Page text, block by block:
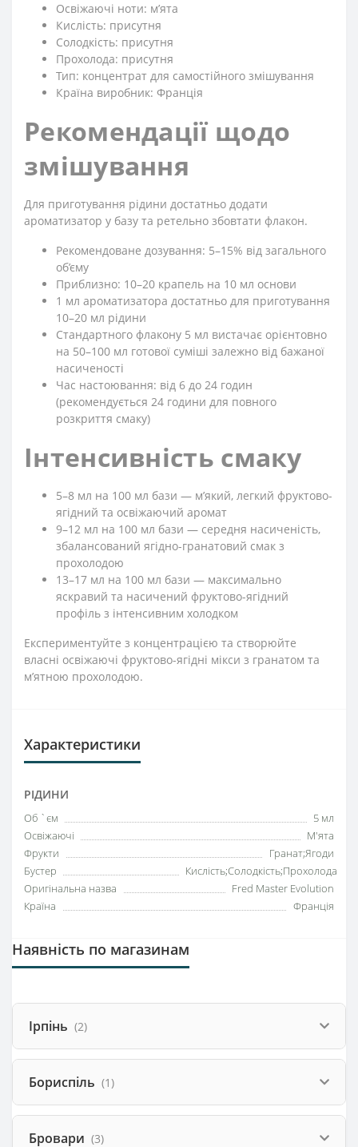
Освіжаючі ноти: м’ята
Кислість: присутня
Солодкість: присутня
Прохолода: присутня
Тип: концентрат для самостійного змішування
Країна виробник: Франція
Рекомендації щодо
змішування
Для приготування рідини достатньо додати
ароматизатор у базу та ретельно збовтати флакон.
Рекомендоване дозування: 5–15% від загального
об’єму
Приблизно: 10–20 крапель на 10 мл основи
1 мл ароматизатора достатньо для приготування
10–20 мл рідини
Стандартного флакону 5 мл вистачає орієнтовно
на 50–100 мл готової суміші залежно від бажаної
насиченості
Час настоювання: від 6 до 24 годин
(рекомендується 24 години для повного
розкриття смаку)
Інтенсивність смаку
5–8 мл на 100 мл бази — м’який, легкий фруктово-
ягідний та освіжаючий аромат
9–12 мл на 100 мл бази — середня насиченість,
збалансований ягідно-гранатовий смак з
прохолодою
13–17 мл на 100 мл бази — максимально
яскравий та насичений фруктово-ягідний
профіль з інтенсивним холодком
Експериментуйте з концентрацією та створюйте
власні освіжаючі фруктово-ягідні мікси з гранатом та
м’ятною прохолодою.
Характеристики
РІДИНИ
Об `єм
5 мл
Освіжаючі
М'ята
Фрукти
Гранат;Ягоди
Бустер
Кислість;Солодкість;Прохолода
Оригінальна назва
Fred Master Evolution
Країна
Франція
Наявність по магазинам
Ірпінь (2)
Бориспіль (1)
Бровари (3)